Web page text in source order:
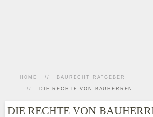
HOME BAURECHT RATGEBER
DIE RECHTE VON BAUHERREN
DIE RECHTE VON